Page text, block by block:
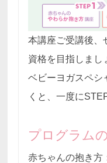
本講座ご受講後、
資格を目指しまし
ベビーヨガスペシ
くと、一度に
プログラム
赤ちゃんの抱き方